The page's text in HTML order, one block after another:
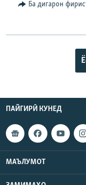
Ба дигарон
ПАЙГИРӢ КУНЕД
МАЪЛУМОТ